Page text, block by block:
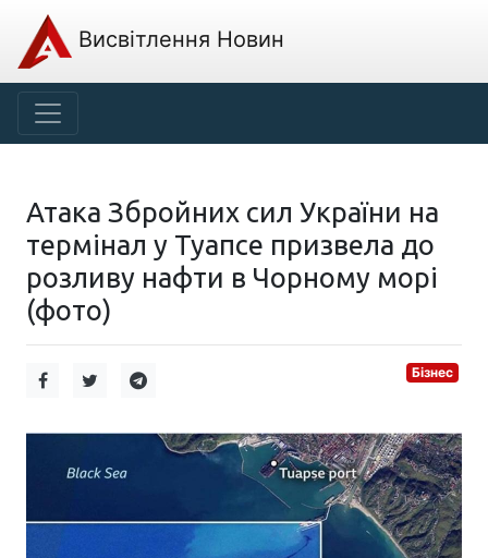
Висвітлення Новин
Атака Збройних сил України на
термінал у Туапсе призвела до
розливу нафти в Чорному морі
(фото)
Бізнес